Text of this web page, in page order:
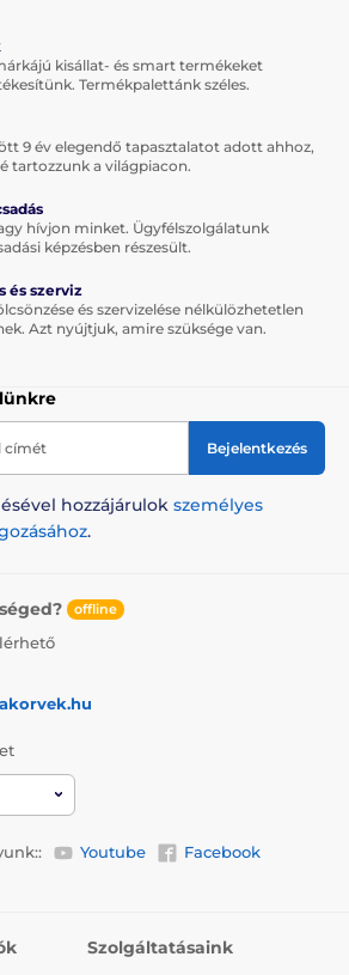
kisállat- és smart termékeket
Termékpalettánk széles.
9 év elegendő tapasztalatot adott ahhoz,
tartozzunk a világpiacon.
hívjon minket. Ügyfélszolgálatunk
képzésben részesült.
és szerviz
és szervizelése nélkülözhetetlen
Azt nyújtjuk, amire szüksége van.
címét Bejelentkezés
hozzájárulok személyes
.
offline
Youtube
Facebook
Szolgáltatásaink